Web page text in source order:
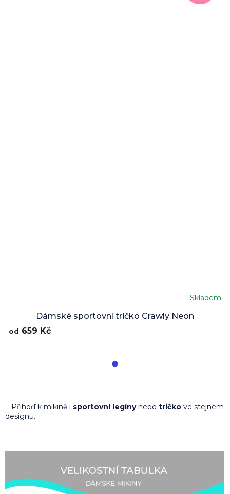
Dámské sportovní tričko Crawly Neon
Skladem
od 659 Kč
Přihoď k mikině i sportovní legíny nebo tričko ve stejném
designu.